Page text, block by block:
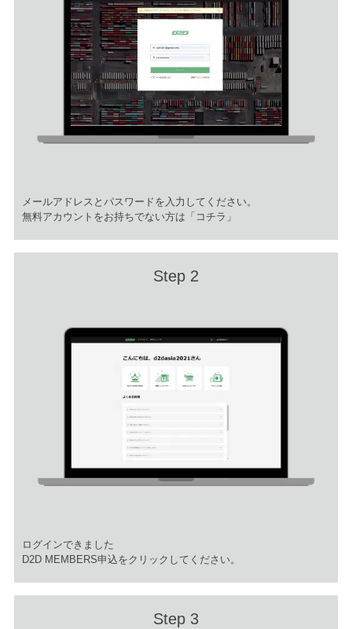
メールアドレスとパスワードを入力してください。
無料アカウントをお持ちでない方は 「コチラ」
Step 2
ログインできました
D2D MEMBERS申込をクリックしてください。 ​
Step 3